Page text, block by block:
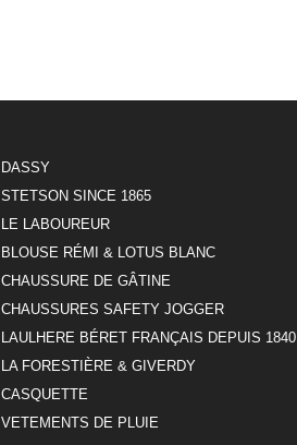
DASSY
STETSON SINCE 1865
LE LABOUREUR
BLOUSE RÉMI & LOTUS BLANC
CHAUSSURE DE GÂTINE
CHAUSSURES SAFETY JOGGER
LAULHERE BÉRET FRANÇAIS DEPUIS 1840
LA FORESTIÈRE & GIVERDY
CASQUETTE
VETEMENTS DE PLUIE